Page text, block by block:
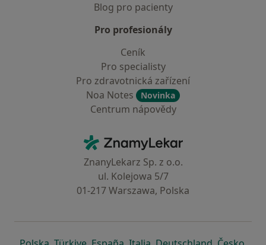
Blog pro pacienty
Pro profesionály
Ceník
Pro specialisty
Pro zdravotnická zařízení
Noa Notes
Novinka
Centrum nápovědy
ZnamyLekar - Hlavní stránka
ZnanyLekarz Sp. z o.o.
ul. Kolejowa 5/7
01-217 Warszawa, Polska